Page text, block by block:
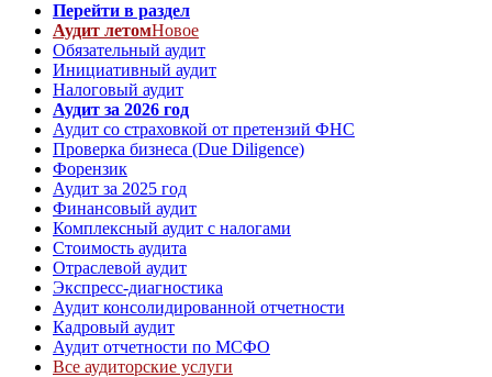
Перейти в раздел
Аудит летомНовое
Обязательный аудит
Инициативный аудит
Налоговый аудит
Аудит за 2026 год
Аудит со страховкой от претензий ФНС
Проверка бизнеса (Due Diligence)
Форензик
Аудит за 2025 год
Финансовый аудит
Комплексный аудит с налогами
Стоимость аудита
Отраслевой аудит
Экспресс-диагностика
Аудит консолидированной отчетности
Кадровый аудит
Аудит отчетности по МСФО
Все аудиторские услуги